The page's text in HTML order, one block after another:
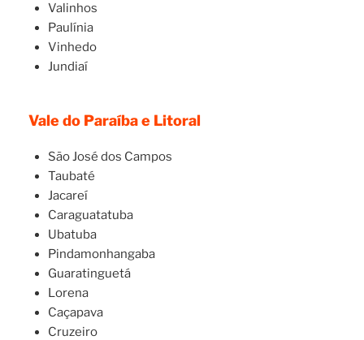
Valinhos
Paulínia
Vinhedo
Jundiaí
Vale do Paraíba e Litoral
São José dos Campos
Taubaté
Jacareí
Caraguatatuba
Ubatuba
Pindamonhangaba
Guaratinguetá
Lorena
Caçapava
Cruzeiro